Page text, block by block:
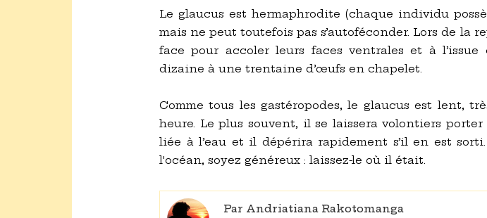
Le glaucus est hermaphrodite (chaque individu
mais ne peut toutefois pas s’autoféconder. Lors de la
face pour accoler leurs faces ventrales et à
dizaine à une trentaine d’œufs en chapelet.
Comme tous les gastéropodes, le glaucus est lent,
heure. Le plus souvent, il se laissera volontiers
liée à l’eau et il dépérira rapidement s’il en est
l'océan, soyez généreux : laissez-le où il était.
Par Andriatiana Rakotomanga